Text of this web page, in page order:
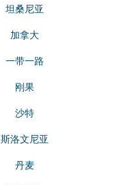
坦桑尼亚
加拿大
一带一路
刚果
沙特
斯洛文尼亚
丹麦